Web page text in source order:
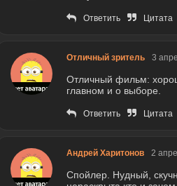
Ответить Цитата
Отличный зритель 3
Отличный фильм:
главном и о выборе.
Ответить Цитата
Андрей Харитонов 2
Спойлер. Нудный,